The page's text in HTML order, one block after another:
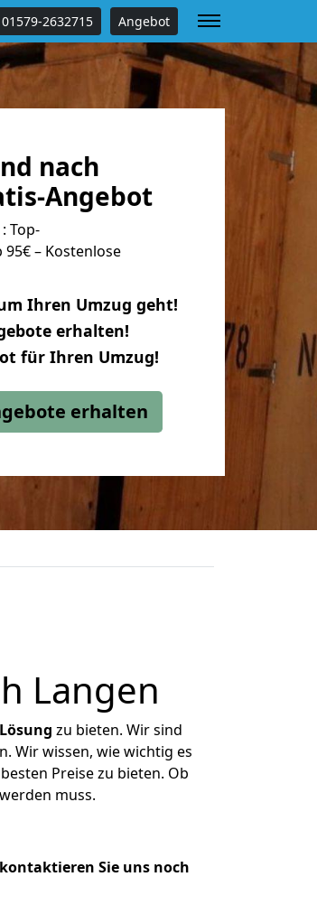
01579-2632715 Angebot
nach
Angebot
Top-
– Kostenlose
Ihren Umzug geht!
erhalten!
für Ihren Umzug!
erhalten
Langen
Lösung zu bieten. Wir sind
Wir wissen, wie wichtig es
Preise zu bieten. Ob
muss.
kontaktieren Sie uns noch